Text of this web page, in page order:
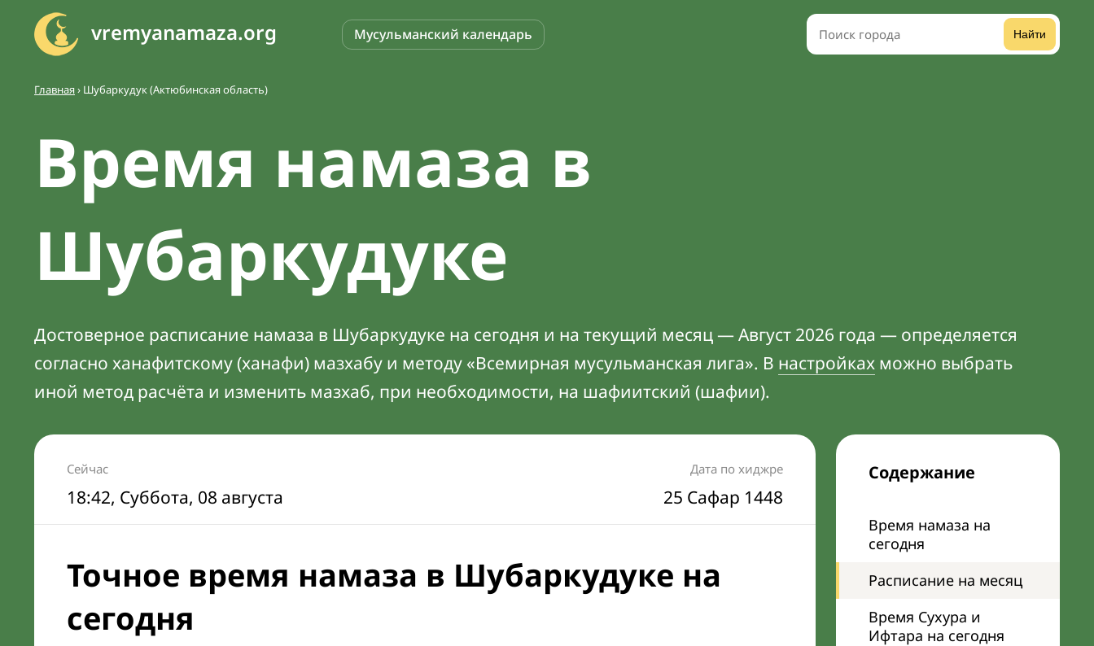
vremyanamaza.org Мусульманский календарь Найти
Главная› Шубаркудук (Актюбинская область)
Время намаза в
Шубаркудуке
Достоверное расписание намаза в Шубаркудуке на сегодня и на текущий месяц — Август 2026 года — определяется
согласно ханафитскому (ханафи) мазхабу и методу «Всемирная мусульманская лига». В настройках можно выбрать
иной метод расчёта и изменить мазхаб, при необходимости, на шафиитский (шафии).
Содержание
Время намаза на
сегодня
Расписание на месяц
Время Сухура и
Ифтара на сегодня
Сейчас
18:42, Суббота, 08 августа
Дата по хиджре
25 Сафар 1448
Точное время намаза в Шубаркудуке на
сегодня